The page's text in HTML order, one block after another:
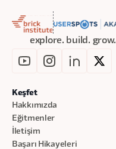
explore. build. grow.
Keşfet
Hakkımızda
Eğitmenler
İletişim
Başarı Hikayeleri